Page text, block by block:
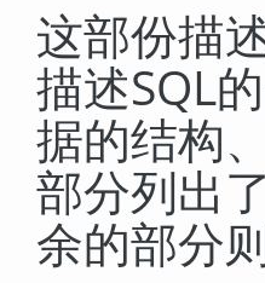
这部份描
描述SQL
据的结构
部分列出
余的部分